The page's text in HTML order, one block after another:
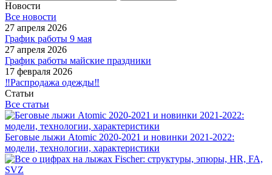
Новости
Все новости
27 апреля 2026
График работы 9 мая
27 апреля 2026
График работы майские праздники
17 февраля 2026
‼️Распродажа одежды‼️
Статьи
Все статьи
Беговые лыжи Atomic 2020-2021 и новинки 2021-2022:
модели, технологии, характеристики